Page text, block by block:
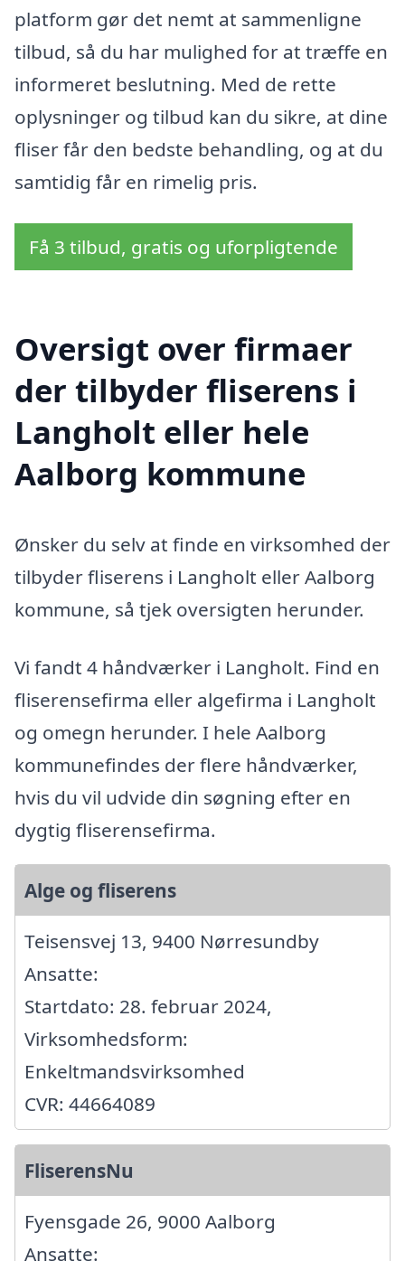
platform gør det nemt at sammenligne
tilbud, så du har mulighed for at træffe en
informeret beslutning. Med de rette
oplysninger og tilbud kan du sikre, at dine
fliser får den bedste behandling, og at du
samtidig får en rimelig pris.
Få 3 tilbud, gratis og uforpligtende
Oversigt over firmaer
der tilbyder fliserens i
Langholt eller hele
Aalborg kommune
Ønsker du selv at finde en virksomhed der
tilbyder fliserens i Langholt eller Aalborg
kommune, så tjek oversigten herunder.
Vi fandt 4 håndværker i Langholt. Find en
fliserensefirma eller algefirma i Langholt
og omegn herunder. I hele Aalborg
kommunefindes der flere håndværker,
hvis du vil udvide din søgning efter en
dygtig fliserensefirma.
Alge og fliserens
Teisensvej 13, 9400 Nørresundby
Ansatte:
Startdato: 28. februar 2024,
Virksomhedsform:
Enkeltmandsvirksomhed
CVR: 44664089
FliserensNu
Fyensgade 26, 9000 Aalborg
Ansatte: